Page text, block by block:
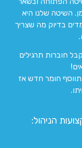
השיטה שלנו היא
בדיוק מה שצריך
חוברות תרגילים
חומר חדש אז
הניהול: